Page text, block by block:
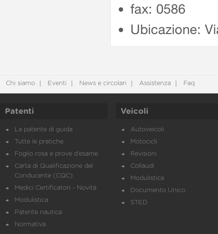
fax: 0586
Ubicazione:
Chi siamo Eventi News e circolari Assistenza Faq
Patenti
La patente di guida
Tutte le pratiche
Foglio rosa e prove d’esame
Carta di Qualificazione del
Conducente (CQC)
Medici Certificatori - Novità
Modulistica
Patente nautica
Normativa
Veicoli
Autoveicoli
Motocicli
Revisioni
Collaudi
Modulistica
Documento Unico
STED